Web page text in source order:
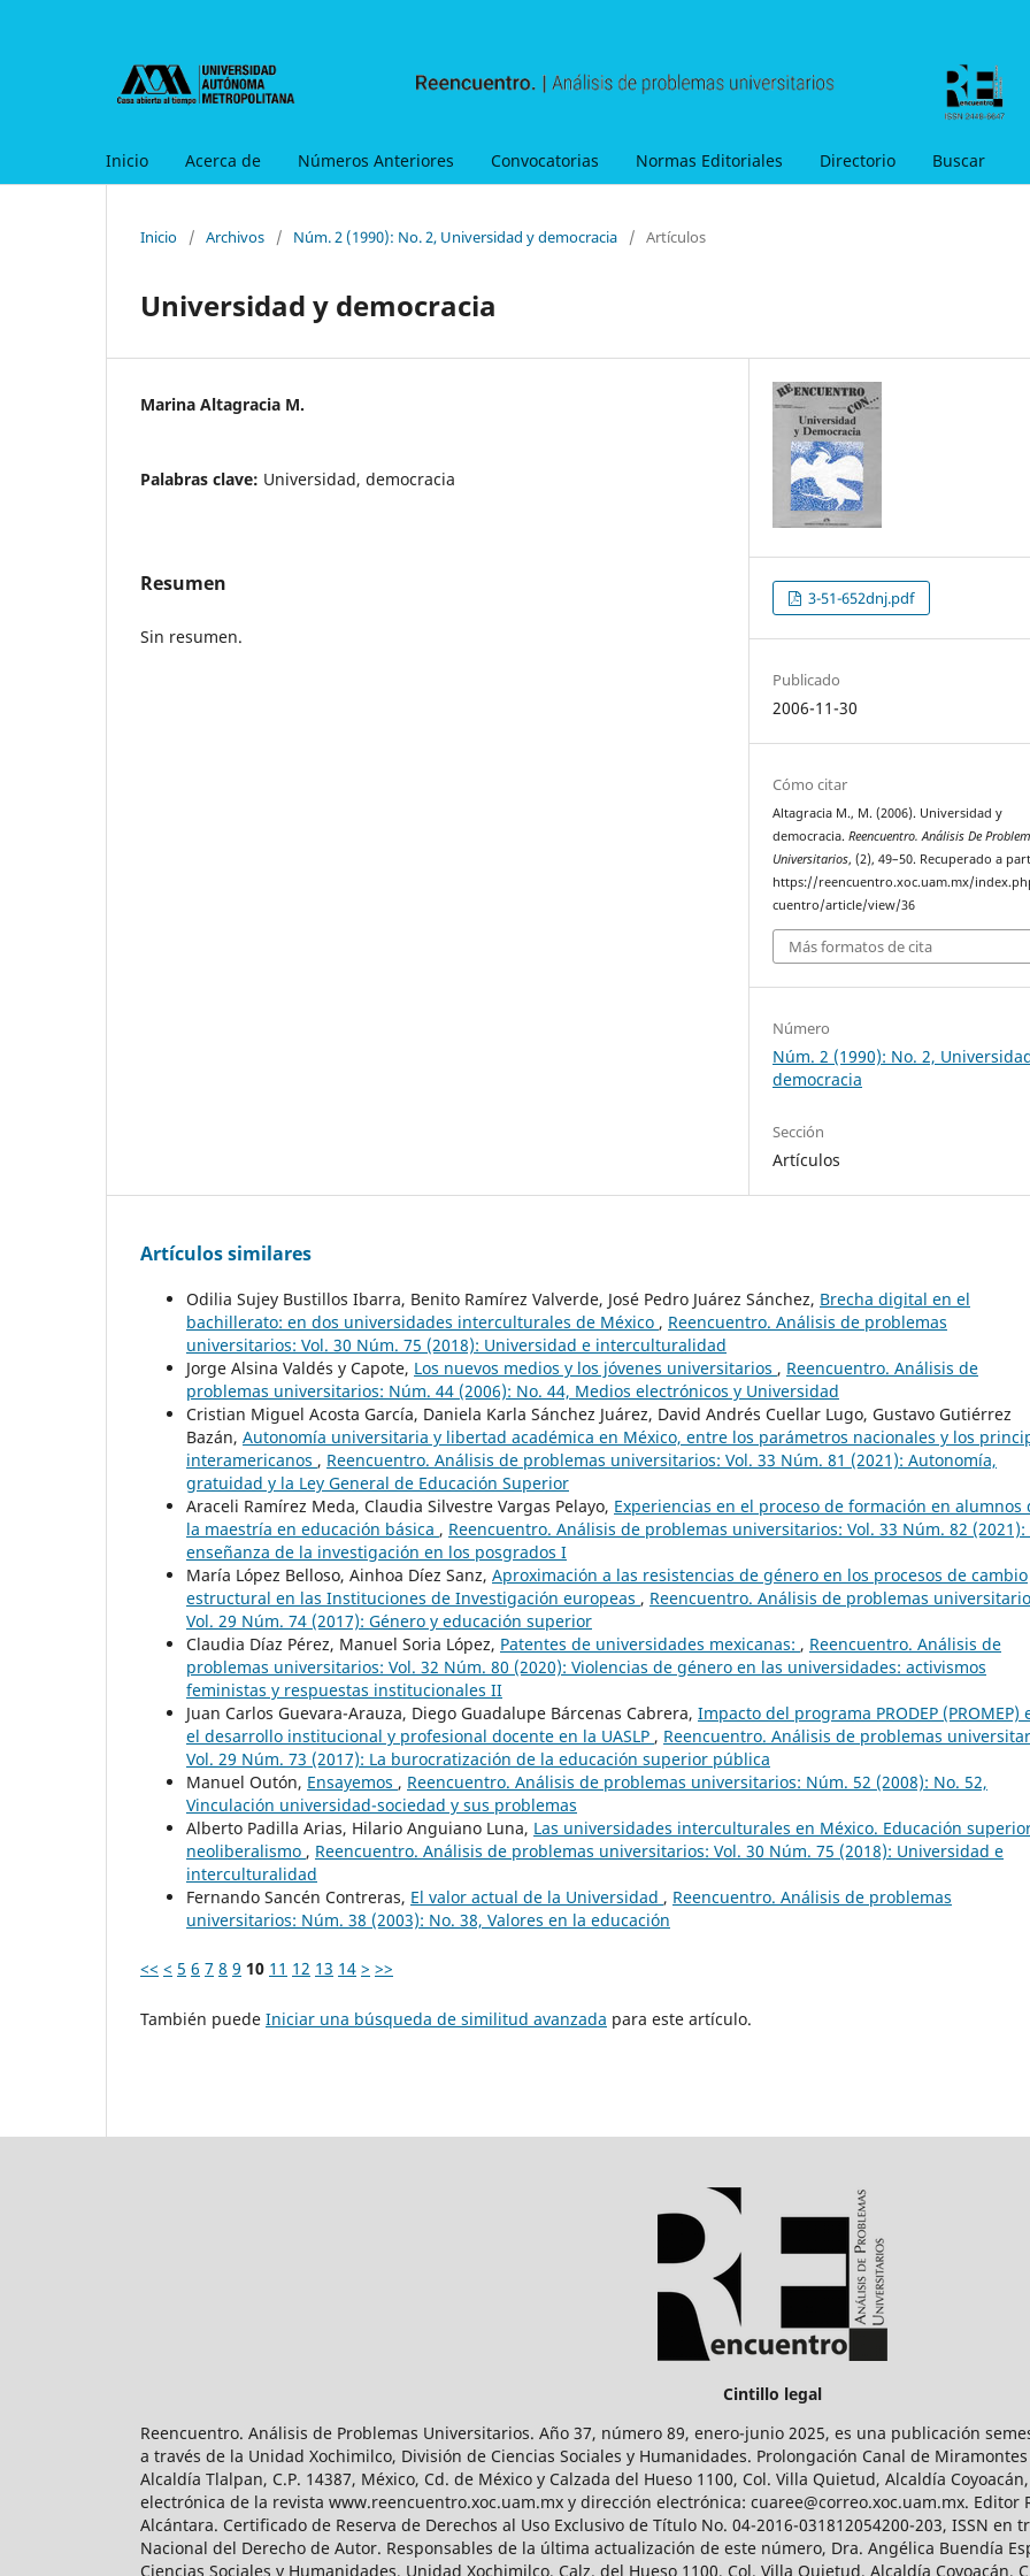
Inicio Acerca de Números Anteriores Convocatorias Normas Editoriales Directorio Buscar
Inicio / Archivos / Núm. 2 (1990): No. 2, Universidad y democracia / Artículos
Universidad y democracia
Marina Altagracia M.
Palabras clave: Universidad, democracia
Resumen
Sin resumen.
3-51-652dnj.pdf
Publicado
2006-11-30
Cómo citar
Altagracia M., M. (2006). Universidad y
democracia.Reencuentro. Análisis De
Universitarios, (2), 49–50. Recuperado a
https://reencuentro.xoc.uam.mx/
cuentro/article/view/36
Más formatos de cita
Número
Núm. 2 (1990): No. 2,
democracia
Sección
Artículos
Artículos similares
Odilia Sujey Bustillos Ibarra, Benito Ramírez Valverde, José Pedro Juárez Sánchez, Brecha digital en el
bachillerato: en dos universidades interculturales de México , Reencuentro. Análisis de problemas
universitarios: Vol. 30 Núm. 75 (2018): Universidad e interculturalidad
Jorge Alsina Valdés y Capote, Los nuevos medios y los jóvenes universitarios , Reencuentro. Análisis de
problemas universitarios: Núm. 44 (2006): No. 44, Medios electrónicos y Universidad
Cristian Miguel Acosta García, Daniela Karla Sánchez Juárez, David Andrés Cuellar Lugo, Gustavo Gutiérrez
Bazán, Autonomía universitaria y libertad académica en México, entre los parámetros nacionales y los
interamericanos , Reencuentro. Análisis de problemas universitarios: Vol. 33 Núm. 81 (2021): Autonomía,
gratuidad y la Ley General de Educación Superior
Araceli Ramírez Meda, Claudia Silvestre Vargas Pelayo, Experiencias en el proceso de formación en alumnos
la maestría en educación básica , Reencuentro. Análisis de problemas universitarios: Vol. 33 Núm. 82 (2021):
enseñanza de la investigación en los posgrados I
María López Belloso, Ainhoa Díez Sanz, Aproximación a las resistencias de género en los procesos de cambio
estructural en las Instituciones de Investigación europeas , Reencuentro. Análisis de problemas
Vol. 29 Núm. 74 (2017): Género y educación superior
Claudia Díaz Pérez, Manuel Soria López, Patentes de universidades mexicanas: , Reencuentro. Análisis de
problemas universitarios: Vol. 32 Núm. 80 (2020): Violencias de género en las universidades: activismos
feministas y respuestas institucionales II
Juan Carlos Guevara-Arauza, Diego Guadalupe Bárcenas Cabrera, Impacto del programa PRODEP (PROMEP)
el desarrollo institucional y profesional docente en la UASLP , Reencuentro. Análisis de problemas
Vol. 29 Núm. 73 (2017): La burocratización de la educación superior pública
Manuel Outón, Ensayemos , Reencuentro. Análisis de problemas universitarios: Núm. 52 (2008): No. 52,
Vinculación universidad-sociedad y sus problemas
Alberto Padilla Arias, Hilario Anguiano Luna, Las universidades interculturales en México. Educación
neoliberalismo , Reencuentro. Análisis de problemas universitarios: Vol. 30 Núm. 75 (2018): Universidad e
interculturalidad
Fernando Sancén Contreras, El valor actual de la Universidad , Reencuentro. Análisis de problemas
universitarios: Núm. 38 (2003): No. 38, Valores en la educación
<< < 5 6 7 8 9 10 11 12 13 14 > >>
También puede Iniciar una búsqueda de similitud avanzada para este artículo.
Cintillo legal
Reencuentro. Análisis de Problemas Universitarios. Año 37, número 89, enero-junio 2025, es una publicación
a través de la Unidad Xochimilco, División de Ciencias Sociales y Humanidades. Prolongación Canal de Miramontes
Alcaldía Tlalpan, C.P. 14387, México, Cd. de México y Calzada del Hueso 1100, Col. Villa Quietud, Alcaldía
electrónica de la revista www.reencuentro.xoc.uam.mx y dirección electrónica: cuaree@correo.xoc.uam.mx. Editor
Alcántara. Certificado de Reserva de Derechos al Uso Exclusivo de Título No. 04-2016-031812054200-203, ISSN
Nacional del Derecho de Autor. Responsables de la última actualización de este número, Dra. Angélica Buendía
Ciencias Sociales y Humanidades, Unidad Xochimilco, Calz. del Hueso 1100, Col. Villa Quietud, Alcaldía Coyoacán,